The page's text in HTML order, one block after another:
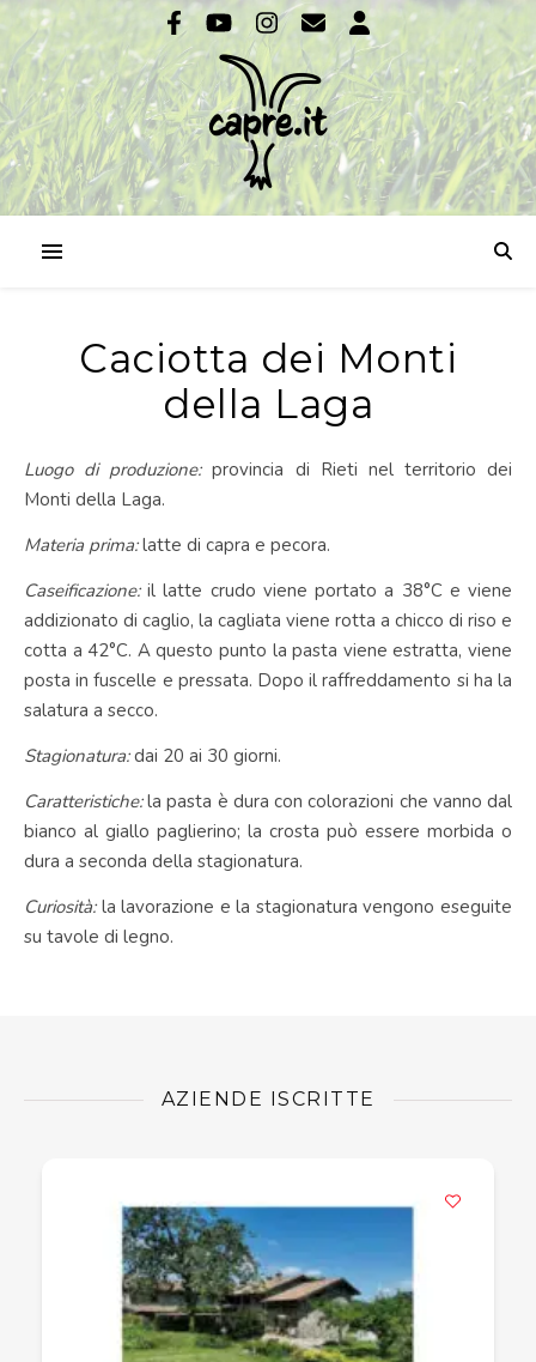
Caciotta dei Monti
della Laga
Luogo di produzione:provincia di Rieti nel territorio dei
Monti della Laga.
Materia prima:latte di capra e pecora.
Caseificazione:il latte crudo viene portato a 38°C e viene
addizionato di caglio, la cagliata viene rotta a chicco di riso e
cotta a 42°C. A questo punto la pasta viene estratta, viene
posta in fuscelle e pressata. Dopo il raffreddamento si ha la
salatura a secco.
Stagionatura:dai 20 ai 30 giorni.
Caratteristiche:la pasta è dura con colorazioni che vanno dal
bianco al giallo paglierino; la crosta può essere morbida o
dura a seconda della stagionatura.
Curiosità:la lavorazione e la stagionatura vengono eseguite
su tavole di legno.
AZIENDE ISCRITTE